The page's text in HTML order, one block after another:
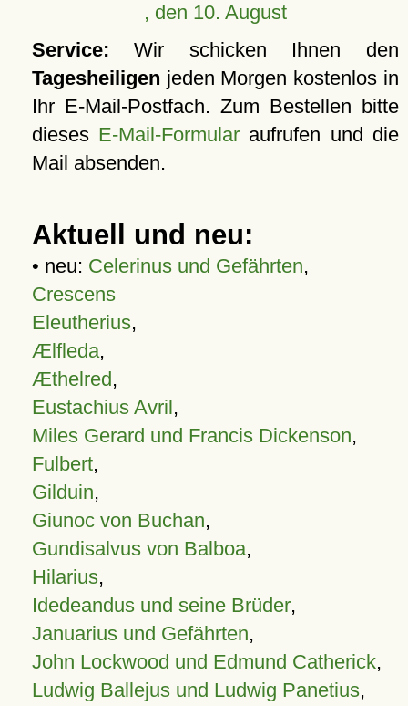
, den 10. August
Service: Wir schicken Ihnen den
Tagesheiligen jeden Morgen kostenlos in
Ihr E-Mail-Postfach. Zum Bestellen bitte
dieses E-Mail-Formular aufrufen und die
Mail absenden.
Aktuell und neu:
• neu: Celerinus und Gefährten,
Crescens
Eleutherius,
Ælfleda,
Æthelred,
Eustachius Avril,
Miles Gerard und Francis Dickenson,
Fulbert,
Gilduin,
Giunoc von Buchan,
Gundisalvus von Balboa,
Hilarius,
Idedeandus und seine Brüder,
Januarius und Gefährten,
John Lockwood und Edmund Catherick,
Ludwig Ballejus und Ludwig Panetius,